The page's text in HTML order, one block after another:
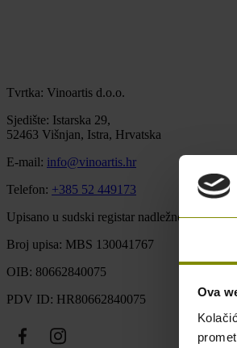
Ova
Tvrtka: Vinoartis d.o.o.
Sjedište: Istarska 29,
52463 Višnjan, Istra, Hrvatska
E-mail: info@vinoartis.hr
Telefon: +385 52 449173
Upisano u sudski registar nadležnog
Broj upisa: MBS 130041767
OIB: 80662840075
PDV ID: HR80662840075